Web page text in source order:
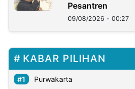
Pesantren
09/08/2026 - 00:27
KABAR PILIHAN
Purwakarta